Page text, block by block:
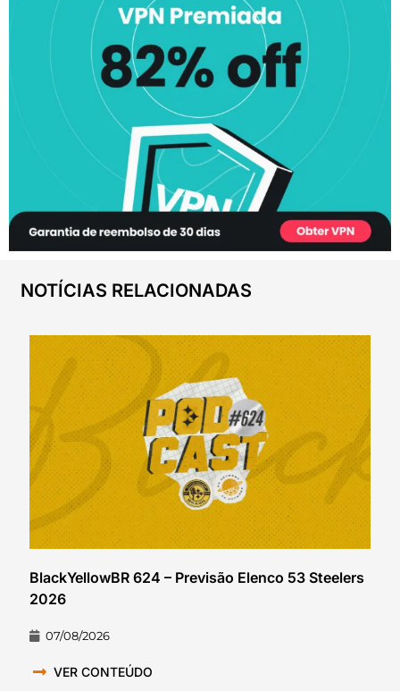
NOTÍCIAS RELACIONADAS
BlackYellowBR 624 – Previsão Elenco 53 Steelers
2026
07/08/2026
VER CONTEÚDO